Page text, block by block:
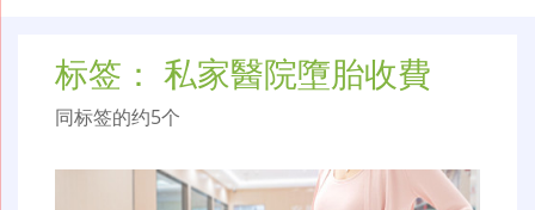
标签： 私家醫院墮胎收費
同标签的约5个